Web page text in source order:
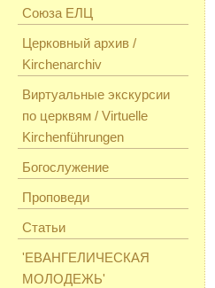
Союза ЕЛЦ
Церковный архив /
Kirchenarchiv
Виртуальные экскурсии
по церквям / Virtuelle
Kirchenführungen
Богослужение
Проповеди
Статьи
'ЕВАНГЕЛИЧЕСКАЯ
МОЛОДЕЖЬ'